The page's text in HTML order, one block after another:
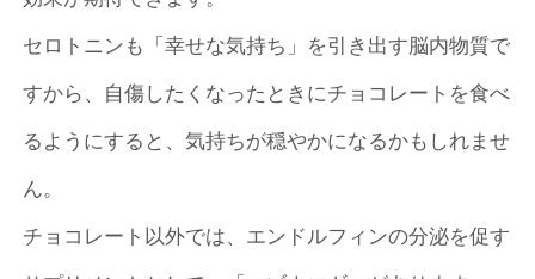
セロトニンも「幸せな気持ち」を引き出す脳内物質で
すから、自傷したくなったときにチョコレートを食べ
るようにすると、気持ちが穏やかになるかもしれませ
ん。
チョコレート以外では、エンドルフィンの分泌を促す